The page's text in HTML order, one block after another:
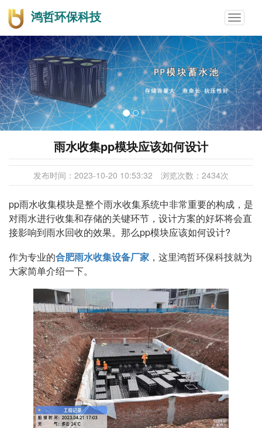
鸿哲环保科技
Toggle
雨水收集pp模块应该如何设计
发布时间： 2023-10-20 10:53:32 浏览次数： 2434次
pp雨水收集模块是整个雨水收集系统中非常重要的构成，是
对雨水进行收集和存储的关键环节，设计方案的好坏将会直
接影响到雨水回收的效果。那么pp模块应该如何设计?
作为专业的合肥雨水收集设备厂家 ，这里鸿哲环保科技就为
大家简单介绍一下。